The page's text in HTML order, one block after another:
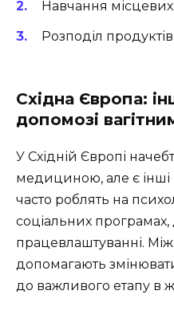
Навчання місцевих
Розподіл
Східна Європа:
допомозі
У Східній Європі
медициною, але є інші
часто роблять на
соціальних програмах,
працевлаштуванні.
допомагають змінювати
до важливого етапу в